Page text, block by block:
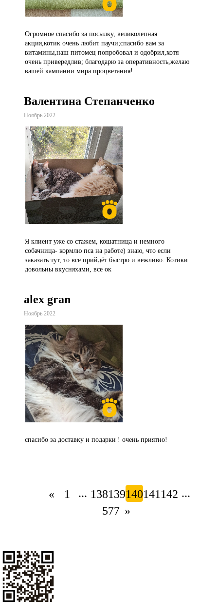
Огромное спасибо за посылку, великолепная
акция,котик очень любит паучи;спасибо вам за
витамины,наш питомец попробовал и одобрил,хотя
очень привередлив; благодарю за оперативность,желаю
вашей кампании мира процветания!
Валентина Степанченко
Ноябрь 2022
Я клиент уже со стажем, кошатница и немного
собачница- кормлю пса на работе) знаю, что если
заказать тут, то все прийдёт быстро и вежливо. Котики
довольны вкусняхами, все ок
alex gran
Ноябрь 2022
спасибо за доставку и подарки ! очень приятно!
« 1 ... 138139140141 142 ...
577 »